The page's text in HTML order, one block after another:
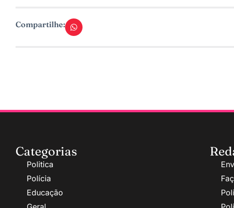
Compartilhe:
Categorias
Politica
Polícia
Educação